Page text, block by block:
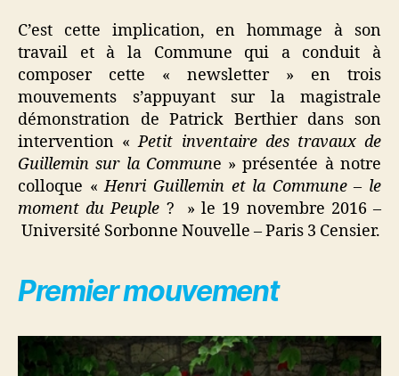
C’est cette implication, en hommage à son
travail et à la Commune qui a conduit à
composer cette « newsletter » en trois
mouvements s’appuyant sur la magistrale
démonstration de Patrick Berthier dans son
intervention «Petit inventaire des travaux de
Guillemin sur la Commune » présentée à notre
colloque «Henri Guillemin et la Commune – le
moment du Peuple ? » le 19 novembre 2016 –
Université Sorbonne Nouvelle – Paris 3 Censier.
Premier mouvement